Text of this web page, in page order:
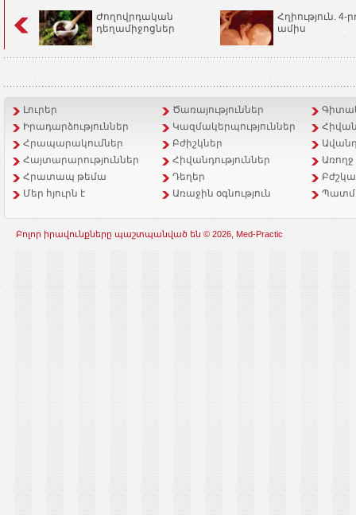
Ժողովրդական
դեղամիջոցներ
Հղիություն. 4-
ամիս
Լուրեր Ծառայություններ
Իրադարձություններ
Կազմակերպություններ
Հրապարակումներ
Բժիշկներ
Հայտարարություններ
Հիվանդություններ
Հրատապ թեմա
Դեղեր
Մեր հյուրն է
Առաջին օգնություն
Բոլոր իրավունքները պաշտպանված են © 2026, Med-Practic